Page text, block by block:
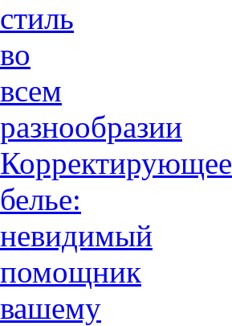
стиль
во
всем
разнообразии
Корректирующее
белье:
невидимый
помощник
вашему